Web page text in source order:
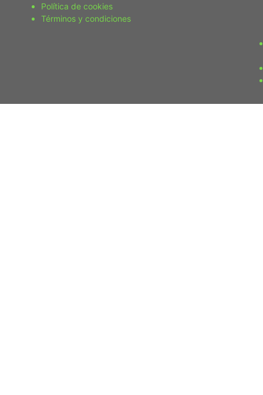
Política de cookies
Términos y condiciones